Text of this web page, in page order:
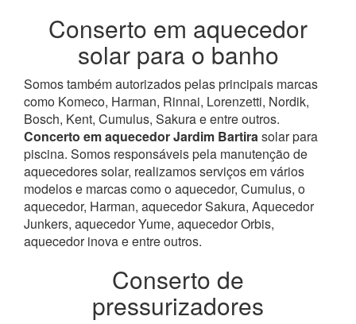
Conserto em aquecedor
solar para o banho
Somos também autorizados pelas principais marcas
como Komeco, Harman, Rinnai, Lorenzetti, Nordik,
Bosch, Kent, Cumulus, Sakura e entre outros.
Concerto em aquecedor Jardim Bartirasolar para
piscina. Somos responsáveis pela manutenção de
aquecedores solar, realizamos serviços em vários
modelos e marcas como o aquecedor, Cumulus, o
aquecedor, Harman, aquecedor Sakura, Aquecedor
Junkers, aquecedor Yume, aquecedor Orbis,
aquecedor inova e entre outros.
Conserto de
pressurizadores